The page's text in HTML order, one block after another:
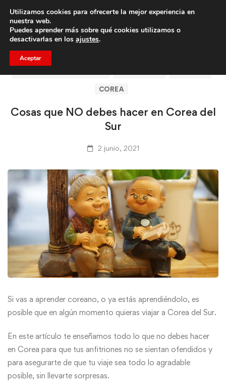
Trae a un amigo y llevaos un total de 75€ de descuento.
COREA
Cosas que NO debes hacer en Corea del
Sur
2 junio, 2021
Si vas a aprender coreano, o ya estás aprendiéndolo, es
posible que en algún momento quieras viajar a Corea del Sur.
En este artículo te enseñamos todo lo que no debes hacer
en Corea para que tus anfitriones no se sientan ofendidos y
para asegurarte de que tu viaje sea todo lo agradable
posible, sin llevarte sorpresas.
Utilizamos cookies para ofrecerte la mejor experiencia en
nuestra web.
Puedes aprender más sobre qué cookies utilizamos o
desactivarlas en los ajustes.
Aceptar